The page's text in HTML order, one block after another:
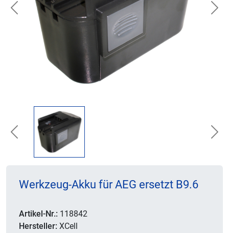
Previous
Previous
Werkzeug-Akku für AEG ersetzt B9.6
Artikel-Nr.: 118842
Hersteller: XCell